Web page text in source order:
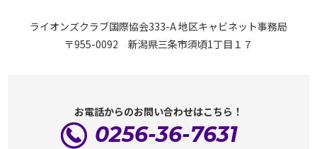
ライオンズクラブ国際協会333-A 地区キャビネット事務局
〒955-0092 新潟県三条市須頃1丁目１７
お電話からのお問い合わせはこちら！
0256-36-7631